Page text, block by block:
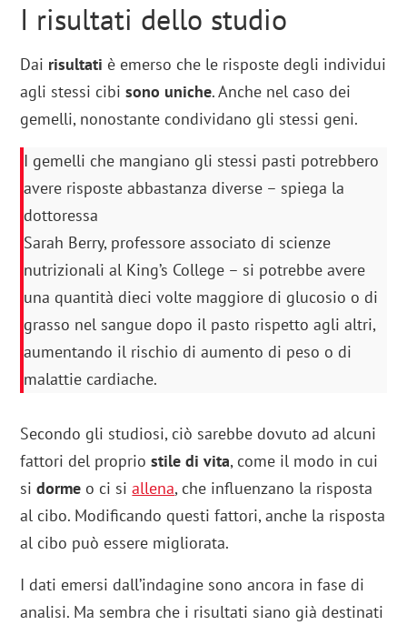
I risultati dello studio
Dai risultati è emerso che le risposte degli individui
agli stessi cibisono uniche. Anche nel caso dei
gemelli, nonostante condividano gli stessi geni.
I gemelli che mangiano gli stessi pasti potrebbero
avere risposte abbastanza diverse – spiega la
dottoressa
Sarah Berry, professore associato di scienze
nutrizionali al King’s College – si potrebbe avere
una quantità dieci volte maggiore di glucosio o di
grasso nel sangue dopo il pasto rispetto agli altri,
aumentando il rischio di aumento di peso o di
malattie cardiache.
Secondo gli studiosi, ciò sarebbe dovuto ad alcuni
fattori del proprio stile di vita, come il modo in cui
sidorme o ci siallena, che influenzano la risposta
al cibo. Modificando questi fattori, anche la risposta
al cibo può essere migliorata.
I dati emersi dall’indagine sono ancora in fase di
analisi. Ma sembra che i risultati siano già destinati